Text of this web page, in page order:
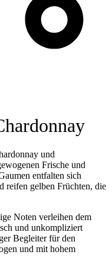
und
Frische und
entfalten sich
reifen gelben Früchten, die
Noten verleihen dem
und unkompliziert
Begleiter für den
und mit hohem